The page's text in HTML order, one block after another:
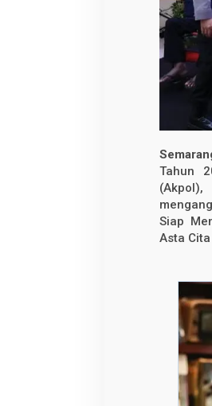
m
D
i
b
u
k
D
i
w
a
l
i
B
a
k
t
i
a
l
Tahun
Siap
Asta